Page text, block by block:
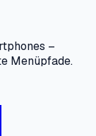
–
Menüpfade.